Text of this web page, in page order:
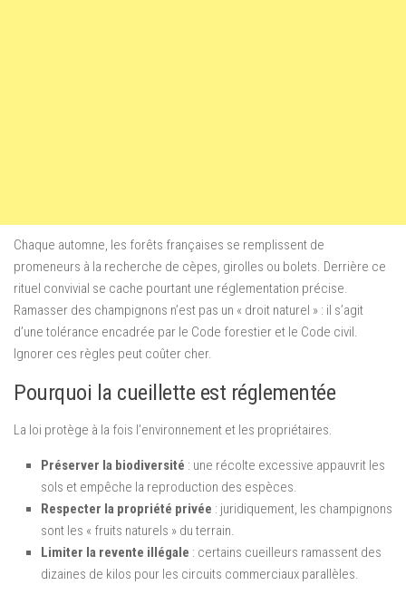
Chaque automne, les forêts françaises se remplissent de
promeneurs à la recherche de cèpes, girolles ou bolets. Derrière ce
rituel convivial se cache pourtant une réglementation précise.
Ramasser des champignons n’est pas un « droit naturel » : il s’agit
d’une tolérance encadrée par le Code forestier et le Code civil.
Ignorer ces règles peut coûter cher.
Pourquoi la cueillette est réglementée
La loi protège à la fois l’environnement et les propriétaires.
Préserver la biodiversité : une récolte excessive appauvrit les
sols et empêche la reproduction des espèces.
Respecter la propriété privée : juridiquement, les champignons
sont les « fruits naturels » du terrain.
Limiter la revente illégale : certains cueilleurs ramassent des
dizaines de kilos pour les circuits commerciaux parallèles.